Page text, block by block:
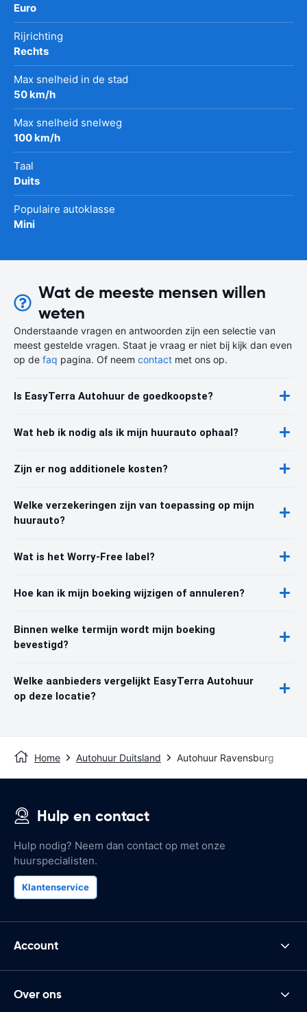
Euro
Rijrichting
Rechts
Max snelheid in de stad
50 km/h
Max snelheid snelweg
100 km/h
Taal
Duits
Populaire autoklasse
Mini
Wat de meeste mensen willen
weten
Onderstaande vragen en antwoorden zijn een selectie van
meest gestelde vragen. Staat je vraag er niet bij kijk dan even
op de faq pagina. Of neem contact met ons op.
Is EasyTerra Autohuur de goedkoopste?
Wat heb ik nodig als ik mijn huurauto ophaal?
Zijn er nog additionele kosten?
Welke verzekeringen zijn van toepassing op mijn
huurauto?
Wat is het Worry-Free label?
Hoe kan ik mijn boeking wijzigen of annuleren?
Binnen welke termijn wordt mijn boeking
bevestigd?
Welke aanbieders vergelijkt EasyTerra Autohuur
op deze locatie?
Home Autohuur Duitsland Autohuur Ravensburg
Hulp en contact
Hulp nodig? Neem dan contact op met onze
huurspecialisten.
Klantenservice
Account
Over ons